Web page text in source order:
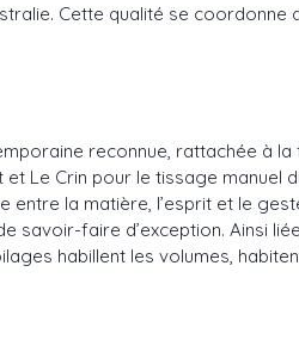
Cette qualité se coordonne
reconnue, rattachée à
Le Crin pour le tissage manuel
la matière, l’esprit et le
savoir-faire d’exception. Ainsi
habillent les volumes,